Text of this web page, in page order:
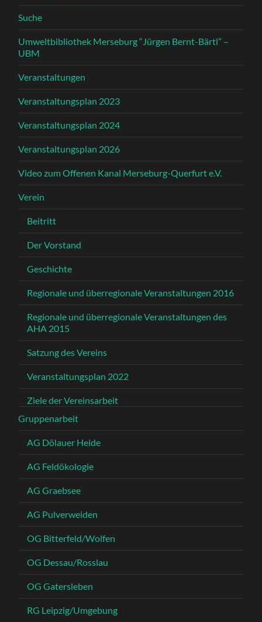
Suche
Umweltbibliothek Merseburg “Jürgen Bernt-Bärtl” –
UBM
Veranstaltungen
Veranstaltungsplan 2023
Veranstaltungsplan 2024
Veranstaltungsplan 2026
Video zum Offenen Kanal Merseburg-Querfurt e.V.
Verein
Beitritt
Der Vorstand
Geschichte
Regionale und überregionale Veranstaltungen 2016
Regionale und überregionale Veranstaltungen des
AHA 2015
Satzung des Vereins
Veranstaltungsplan 2022
Ziele der Vereinsarbeit
Gruppenarbeit
AG Dölauer Heide
AG Feldökologie
AG Graebsee
AG Pulverweiden
OG Bitterfeld/Wolfen
OG Dessau/Rosslau
OG Gatersleben
RG Leipzig/Umgebung